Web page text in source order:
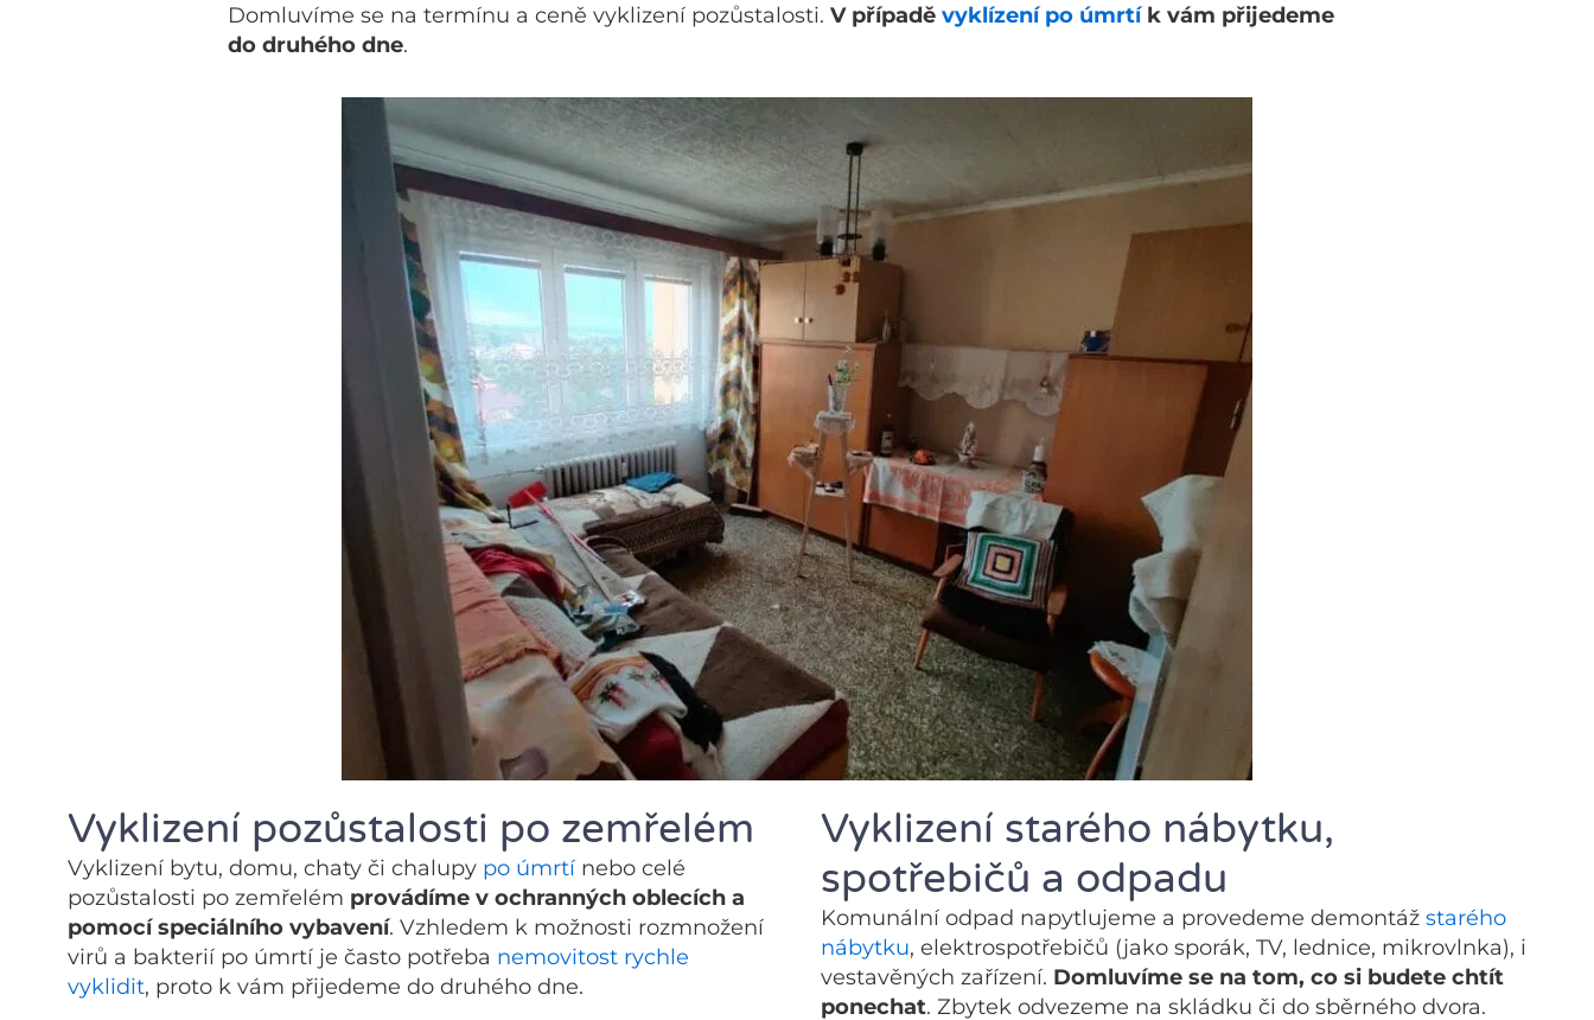
Domluvíme se na termínu a ceně vyklizení pozůstalosti. V případě vyklízení po úmrtík vám přijedeme
do druhého dne.
Vyklizení pozůstalosti po zemřelém
Vyklizení bytu, domu, chaty či chalupy po úmrtínebo celé
pozůstalosti po zemřelém provádíme v ochranných oblecích a
pomocí speciálního vybavení. Vzhledem k možnosti rozmnožení
virů a bakterií po úmrtí je často potřeba nemovitost rychle
vyklidit, proto k vám přijedeme do druhého dne.
Vyklizení starého nábytku,
spotřebičů a odpadu
Komunální odpad napytlujeme a provedeme demontáž starého
nábytku, elektrospotřebičů (jako sporák, TV, lednice, mikrovlnka), i
vestavěných zařízení. Domluvíme se na tom, co si budete chtít
ponechat. Zbytek odvezeme na skládku či do sběrného dvora.